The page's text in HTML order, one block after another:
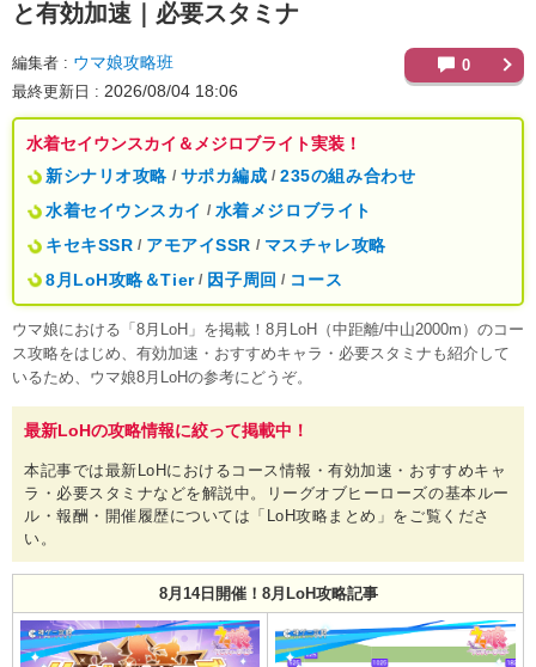
と有効加速｜必要スタミナ
編集者 ウマ娘攻略班
最終更新日 2026/08/04 18:06
0
水着セイウンスカイ＆メジロブライト実装！
新シナリオ攻略 / サポカ編成 / 235の組み合わせ
水着セイウンスカイ / 水着メジロブライト
キセキSSR / アモアイSSR / マスチャレ攻略
8月LoH攻略＆Tier / 因子周回 / コース
ウマ娘における「8月LoH」を掲載！8月LoH（中距離/中山2000m）のコー
ス攻略をはじめ、有効加速・おすすめキャラ・必要スタミナも紹介して
いるため、ウマ娘8月LoHの参考にどうぞ。
最新LoHの攻略情報に絞って掲載中！
本記事では最新LoHにおけるコース情報・有効加速・おすすめキャ
ラ・必要スタミナなどを解説中。リーグオブヒーローズの基本ルー
ル・報酬・開催履歴については「LoH攻略まとめ」をご覧くださ
い。
8月14日開催！8月LoH攻略記事